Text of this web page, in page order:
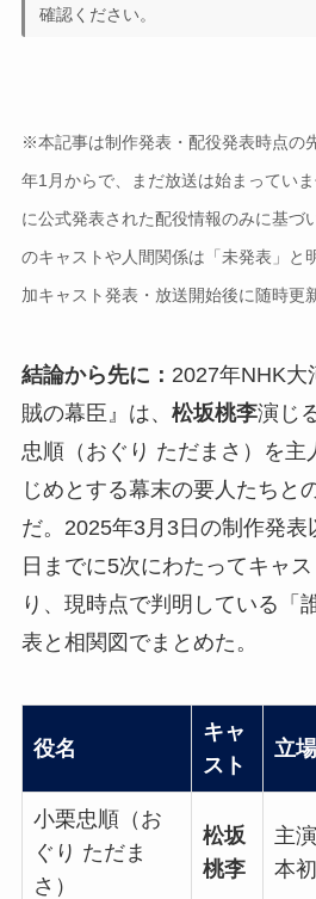
確認ください。
※本記事は制作発表・配役発表時点の
年1月からで、まだ放送は始まってい
に公式発表された配役情報のみに基づ
のキャストや人間関係は「未発表」と
加キャスト発表・放送開始後に随時更
結論から先に： 2027年NHK大
賊の幕臣』は、 松坂桃李演じ
忠順（おぐり ただまさ）を主
じめとする幕末の要人たちと
だ。2025年3月3日の制作発
日までに5次にわたってキャ
り、現時点で判明している「
表と相関図でまとめた。
役名
キャ
スト
立
小栗忠順（お
ぐり ただま
さ）
松坂
桃李
主
本